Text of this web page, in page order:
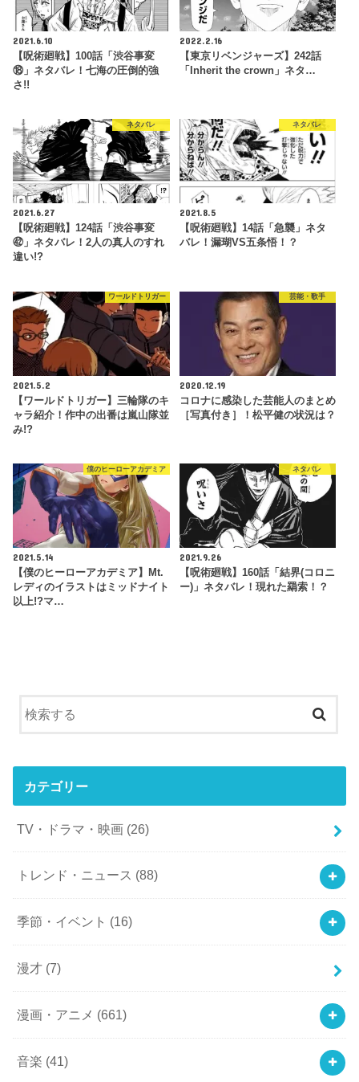
2021.6.10
【呪術廻戦】100話「渋谷事変
⑱」ネタバレ！七海の圧倒的強
さ!!
2022.2.16
【東京リベンジャーズ】242話
「Inherit the crown」ネタ…
ネタバレ
2021.6.27
【呪術廻戦】124話「渋谷事変
㊷」ネタバレ！2人の真人のすれ
違い!?
ネタバレ
2021.8.5
【呪術廻戦】14話「急襲」ネタ
バレ！漏瑚VS五条悟！？
ワールドトリガー
2021.5.2
【ワールドトリガー】三輪隊のキ
ャラ紹介！作中の出番は嵐山隊並
み!?
芸能・歌手
2020.12.19
コロナに感染した芸能人のまとめ
［写真付き］！松平健の状況は？
僕のヒーローアカデミア
2021.5.14
【僕のヒーローアカデミア】Mt.
レディのイラストはミッドナイト
以上!?マ…
ネタバレ
2021.9.26
【呪術廻戦】160話「結界(コロニ
ー)」ネタバレ！現れた羂索！？
カテゴリー
TV・ドラマ・映画 (26)
トレンド・ニュース (88)
季節・イベント (16)
漫才 (7)
漫画・アニメ (661)
音楽 (41)